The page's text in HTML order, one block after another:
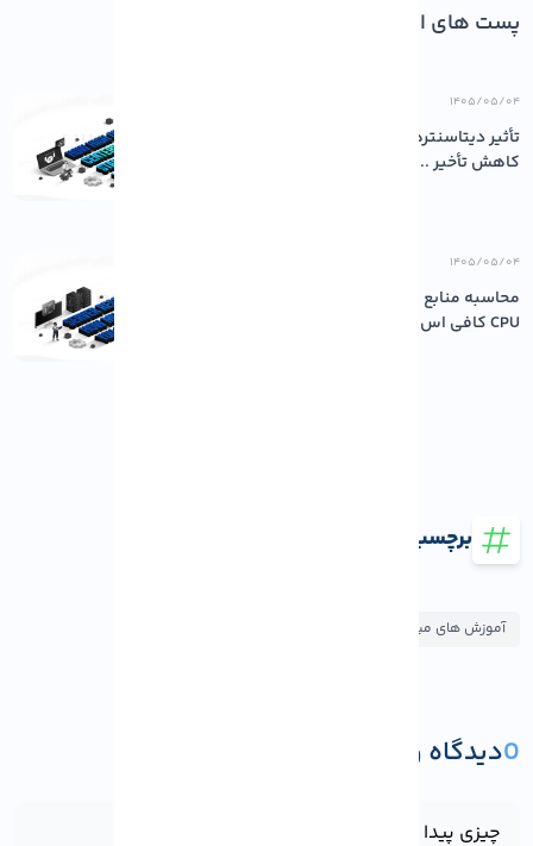
پست های اخیر
۱۴۰۵/۰۵/۰۴
تأثیر دیتاسنترهای باکیفیت بر پایداری و
کاهش تأخیر ...
۱۴۰۵/۰۵/۰۴
محاسبه منابع مورد نیاز سرور: چقدر رم و
CPU کافی اس...
برچسب ها
آموزش های میکروتیک
0دیدگاه و پرسش
چیزی پیدا نشد!